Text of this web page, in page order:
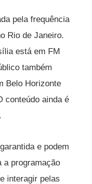
pela frequência
Rio de Janeiro.
está em FM
também
Belo Horizonte
conteúdo ainda é
e podem
a programação
interagir pelas